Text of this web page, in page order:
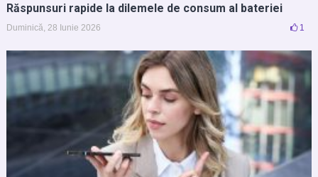
Răspunsuri rapide la dilemele de consum al bateriei
Duminică, 28 Iunie 2026 1